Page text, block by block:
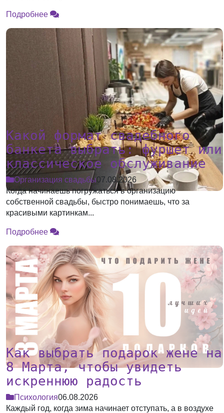
Подробнее
Какой формат свадебного
банкета выбрать: фуршет или
классическое обслуживание
Организация свадьбы07.08.2026
Когда начинаешь погружаться в организацию
собственной свадьбы, быстро понимаешь, что за
красивыми картинкам...
Подробнее
Как выбрать подарок жене на
8 Марта, чтобы увидеть
искреннюю радость
Психология06.08.2026
Каждый год, когда зима начинает отступать, а в воздухе